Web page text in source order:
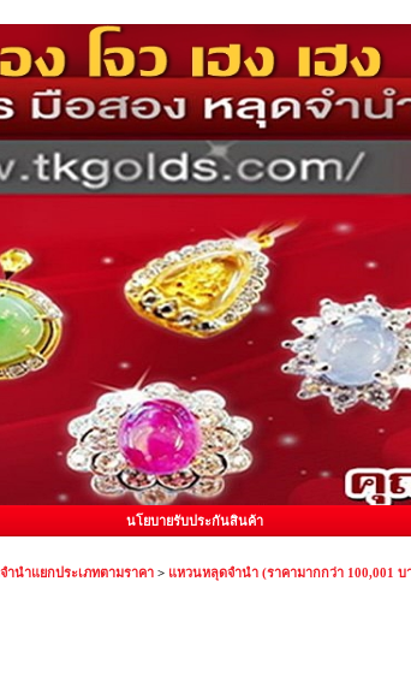
นโยบายรับประกันสินค้า
ำนำแยกประเภทตามราคา > แหวนหลุดจำนำ (ราคามากกว่า 100,001 บ